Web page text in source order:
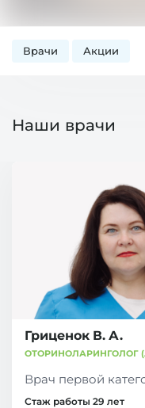
Врачи Акции
Наши врачи
Гриценок В. А.
ОТОРИНОЛАРИНГОЛОГ
Врач первой
Стаж работы 29 лет